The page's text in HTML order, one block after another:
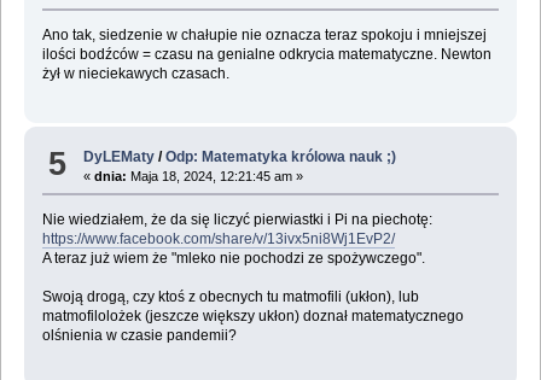
Ano tak, siedzenie w chałupie nie oznacza teraz spokoju i mniejszej
ilości bodźców = czasu na genialne odkrycia matematyczne. Newton
żył w nieciekawych czasach.
5 DyLEMaty /Odp: Matematyka królowa nauk ;)
«dnia: Maja 18, 2024, 12:21:45 am »
Nie wiedziałem, że da się liczyć pierwiastki i Pi na piechotę:
https://www.facebook.com/share/v/13ivx5ni8Wj1EvP2/
A teraz już wiem że "mleko nie pochodzi ze spożywczego".
Swoją drogą, czy ktoś z obecnych tu matmofili (ukłon), lub
matmofilolożek (jeszcze większy ukłon) doznał matematycznego
olśnienia w czasie pandemii?